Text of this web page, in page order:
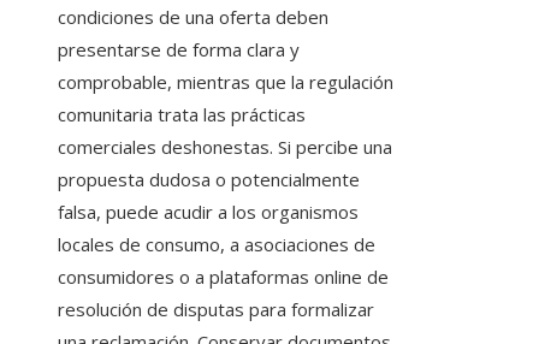
condiciones de una oferta deben
presentarse de forma clara y
comprobable, mientras que la regulación
comunitaria trata las prácticas
comerciales deshonestas. Si percibe una
propuesta dudosa o potencialmente
falsa, puede acudir a los organismos
locales de consumo, a asociaciones de
consumidores o a plataformas online de
resolución de disputas para formalizar